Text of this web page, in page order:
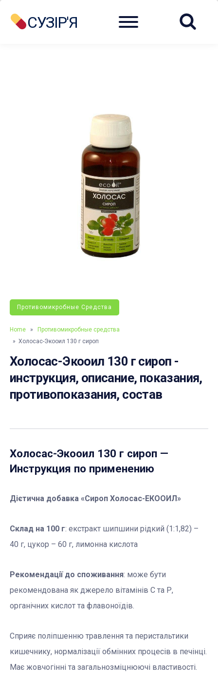
СУЗІР'Я Menu
Противомикробные Средства
Home »
Противомикробные средства
» Холосас-Экооил 130 г сироп
Холосас-Экооил 130 г сироп -
инструкция, описание, показания,
противопоказания, состав
Холосас-Экооил 130 г сироп —
Инструкция по применению
Дієтична добавка «Сироп Холосас-ЕКООИЛ»
Склад на 100 г: екстракт шипшини рідкий (1:1,82) –
40 г, цукор – 60 г, лимонна кислота
Рекомендації до споживання: може бути
рекомендована як джерело вітамінів С та Р,
органічних кислот та флавоноїдів.
Сприяє поліпшенню травлення та перистальтики
кишечнику, нормалізації обмінних процесів в печінці.
Має жовчогінні та загальнозміцнюючі властивості.